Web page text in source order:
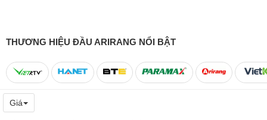
THƯƠNG HIỆU ĐẦU ARIRANG NỔI BẬT
Giá